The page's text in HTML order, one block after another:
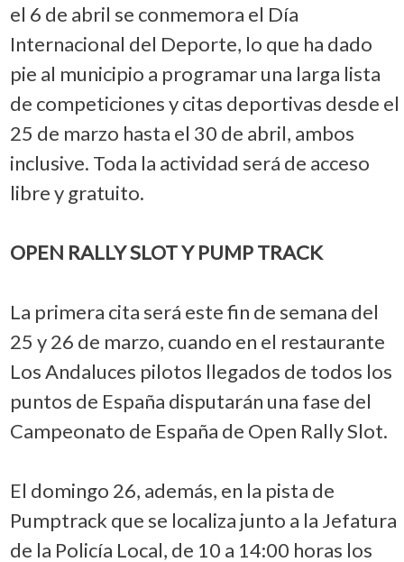
el 6 de abril se conmemora el Día
Internacional del Deporte, lo que ha dado
pie al municipio a programar una larga lista
de competiciones y citas deportivas desde el
25 de marzo hasta el 30 de abril, ambos
inclusive. Toda la actividad será de acceso
libre y gratuito.
OPEN RALLY SLOT Y PUMP TRACK
La primera cita será este fin de semana del
25 y 26 de marzo, cuando en el restaurante
Los Andaluces pilotos llegados de todos los
puntos de España disputarán una fase del
Campeonato de España de Open Rally Slot.
El domingo 26, además, en la pista de
Pumptrack que se localiza junto a la Jefatura
de la Policía Local, de 10 a 14:00 horas los